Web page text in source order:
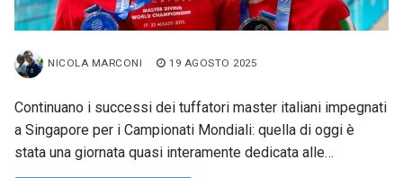
NICOLA MARCONI 19 AGOSTO 2025
Continuano i successi dei tuffatori master italiani impegnati
a Singapore per i Campionati Mondiali: quella di oggi è
stata una giornata quasi interamente dedicata alle…